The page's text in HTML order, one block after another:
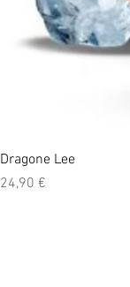
Dragone Lee
Prix
24,90 €